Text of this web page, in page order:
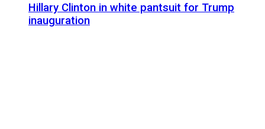
Hillary Clinton in white pantsuit for Trump
inauguration